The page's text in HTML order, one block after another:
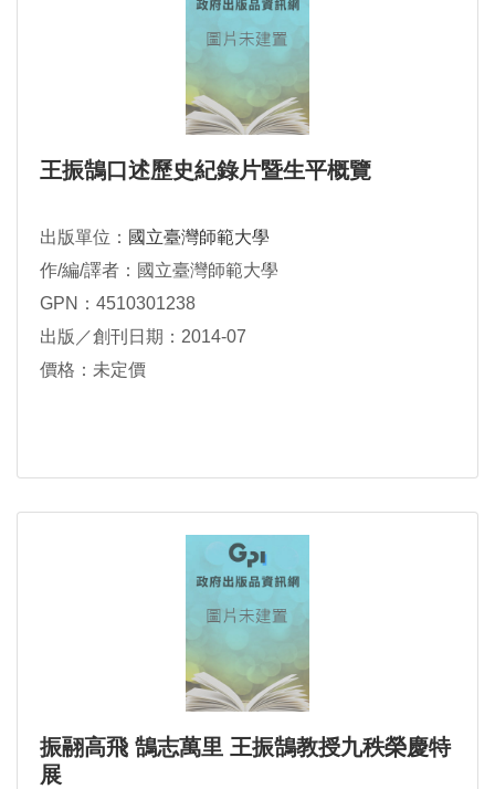
王振鵠口述歷史紀錄片暨生平概覽
出版單位： 國立臺灣師範大學
作/編/譯者：國立臺灣師範大學
GPN：4510301238
出版／創刊日期：2014-07
價格：未定價
振翮高飛 鵠志萬里 王振鵠教授九秩榮慶特
展